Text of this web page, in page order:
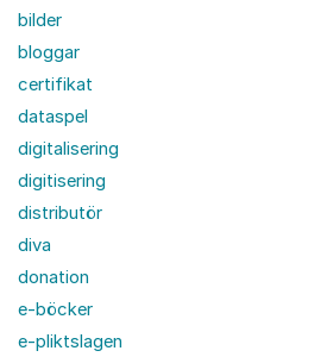
bilder
bloggar
certifikat
dataspel
digitalisering
digitisering
distributör
diva
donation
e-böcker
e-pliktslagen